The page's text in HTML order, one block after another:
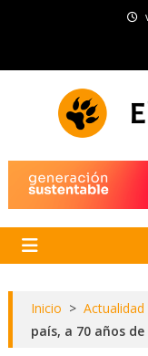
Inicio > Actualidad
país, a 70 años